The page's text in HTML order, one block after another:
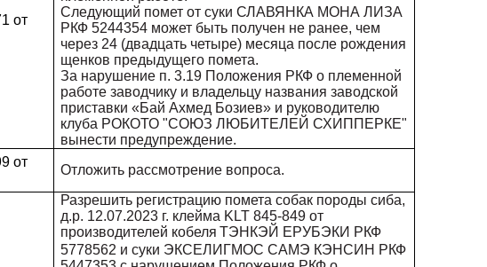
от
Следующий помет от суки СЛАВЯНКА МОНА ЛИЗА
РКФ 5244354 может быть получен не ранее, чем
через 24 (двадцать четыре) месяца после рождения
щенков предыдущего помета.
За нарушение п. 3.19 Положения РКФ о племенной
работе заводчику и владельцу названия заводской
приставки «Бай Ахмед Бозиев» и руководителю
клуба РОКОТО "СОЮЗ ЛЮБИТЕЛЕЙ СХИППЕРКЕ"
вынести предупреждение.
от
Отложить рассмотрение вопроса.
Разрешить регистрацию помета собак породы сиба,
д.р. 12.07.2023 г. клейма KLT 845-849 от
производителей кобеля ТЭНКЭЙ ЕРУБЭКИ РКФ
5778562 и суки ЭКСЕЛИГМОС САМЭ КЭНСИН РКФ